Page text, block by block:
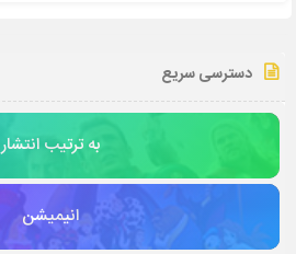
دسترسی سریع
به ترتیب انتشار
انیمیشن